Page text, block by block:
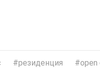
резиденция open